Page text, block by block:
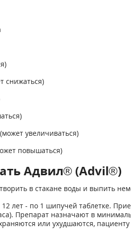
снижаться)
увеличиваться)
повышаться)
Адвил® (Advil®)
в стакане воды и выпить
лет - по 1 шипучей таблетке.
Препарат назначают в
или ухудшаются,